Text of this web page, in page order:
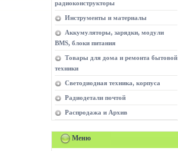
радиоконструкторы
Инструменты и материалы
Аккумуляторы, зарядки, модули
BMS, блоки питания
Товары для дома и ремонта бытовой
техники
Светодиодная техника, корпуса
Радиодетали почтой
Распродажа и Архив
Меню